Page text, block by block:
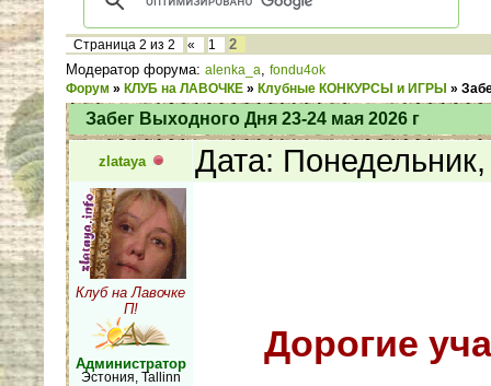
Страница 2 из 2 « 1
2
Модератор форума: alenka_a, fondu4ok
Форум » КЛУБ на ЛАВОЧКЕ » Клубные КОНКУРСЫ и ИГРЫ »
Забег Выходного Дня 23-24 мая 2026 г
zlataya Дата:
Клуб на Лавочке
П!
Администратор
Эстония, Tallinn
Дорогие